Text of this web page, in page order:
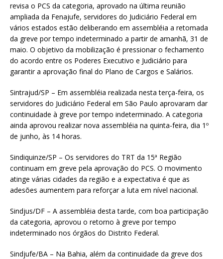
revisa o PCS da categoria, aprovado na última reunião
ampliada da Fenajufe, servidores do Judiciário Federal em
vários estados estão deliberando em assembléia a retomada
da greve por tempo indeterminado a partir de amanhã, 31 de
maio. O objetivo da mobilização é pressionar o fechamento
do acordo entre os Poderes Executivo e Judiciário para
garantir a aprovação final do Plano de Cargos e Salários.
Sintrajud/SP – Em assembléia realizada nesta terça-feira, os
servidores do Judiciário Federal em São Paulo aprovaram dar
continuidade à greve por tempo indeterminado. A categoria
ainda aprovou realizar nova assembléia na quinta-feira, dia 1º
de junho, às 14 horas.
Sindiquinze/SP – Os servidores do TRT da 15ª Região
continuam em greve pela aprovação do PCS. O movimento
atinge várias cidades da região e a expectativa é que as
adesões aumentem para reforçar a luta em nível nacional.
Sindjus/DF – A assembléia desta tarde, com boa participação
da categoria, aprovou o retorno à greve por tempo
indeterminado nos órgãos do Distrito Federal.
Sindjufe/BA – Na Bahia, além da continuidade da greve dos